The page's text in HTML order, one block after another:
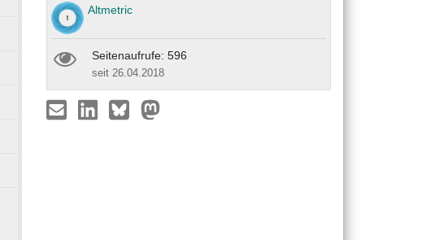
Altmetric
Seitenaufrufe: 596
seit 26.04.2018